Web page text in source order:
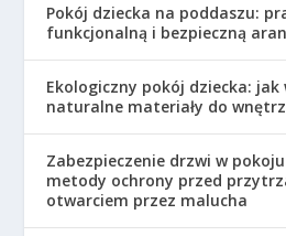
Pokój dziecka na poddaszu:
funkcjonalną i bezpieczną
Ekologiczny pokój dziecka: jak
naturalne materiały do
Zabezpieczenie drzwi w
metody ochrony przed
otwarciem przez malucha